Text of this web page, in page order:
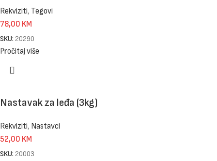
Rekviziti, Tegovi
78,00 KM
SKU: 20290
Pročitaj više
Nastavak za leđa (3kg)
Rekviziti, Nastavci
52,00 KM
SKU: 20003